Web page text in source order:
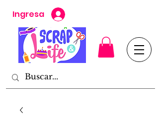
Ingresa